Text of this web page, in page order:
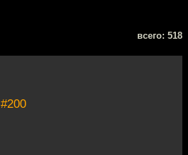
всего: 518
#200